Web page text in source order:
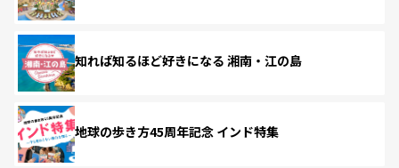
知れば知るほど好きになる 湘南・江の島
地球の歩き方45周年記念 インド特集